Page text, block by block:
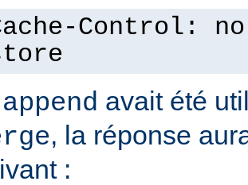
Control:
append avait été
, la réponse
: